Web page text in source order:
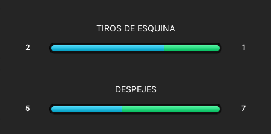
TIROS DE ESQUINA
2 1
DESPEJES
5 7